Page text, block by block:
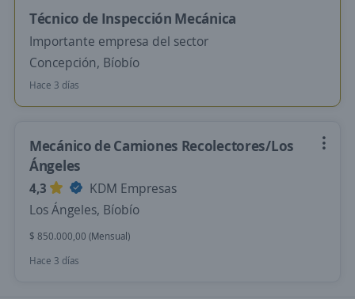
Técnico de Inspección Mecánica
Importante empresa del sector
Concepción, Bíobío
Hace 3 días
Mecánico de Camiones Recolectores/Los
Ángeles
4,3
KDM Empresas
Los Ángeles, Bíobío
$ 850.000,00 (Mensual)
Hace 3 días